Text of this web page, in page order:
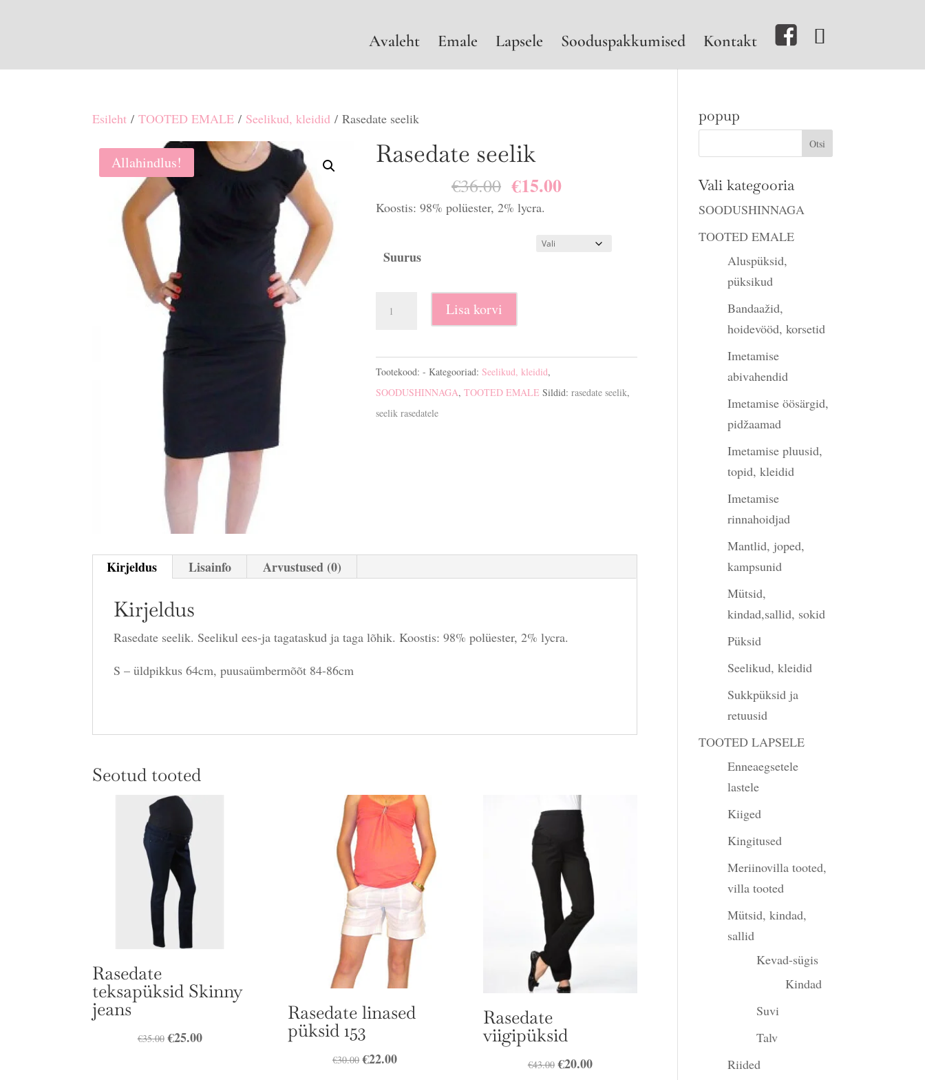
Avaleht Emale Lapsele Sooduspakkumised Kontakt
Esileht /TOOTED EMALE / Seelikud, kleidid / Rasedate seelik
Allahindlus! Rasedate seelik
€36.00 Algne
hind
€36.00.
€15.00Praegune
€15.00.
Koostis: 98% polüester, 2% lycra.
Suurus
Lisa korvi
Tootekood:- Kategooriad:Seelikud, kleidid,
SOODUSHINNAGA,TOOTED EMALE Sildid:rasedate seelik,
seelik rasedatele
Kirjeldus Lisainfo Arvustused (0)
Kirjeldus
Rasedate seelik. Seelikul ees-ja tagataskud ja taga lõhik. Koostis: 98% polüester, 2% lycra.
S – üldpikkus 64cm, puusaümbermõõt 84-86cm
Seotud tooted
Rasedate
teksapüksid Skinny
jeans
€35.00 Algne
€25.00Praegune
Rasedate linased
püksid 153
€30.00 Algne
€22.00Praegune
Rasedate
viigipüksid
€43.00 Algne
€20.00Praegune
popup
Vali kategooria
SOODUSHINNAGA
TOOTED EMALE
Aluspüksid,
püksikud
Bandaažid,
hoidevööd, korsetid
Imetamise
abivahendid
Imetamise öösärgid,
pidžaamad
Imetamise pluusid,
topid, kleidid
Imetamise
rinnahoidjad
Mantlid, joped,
kampsunid
Mütsid,
kindad,sallid, sokid
Püksid
Seelikud, kleidid
Sukkpüksid ja
retuusid
TOOTED LAPSELE
Enneaegsetele
lastele
Kiiged
Kingitused
Meriinovilla tooted,
villa tooted
Mütsid, kindad,
sallid
Kevad-sügis
Kindad
Suvi
Talv
Riided